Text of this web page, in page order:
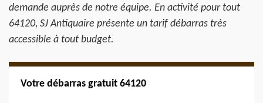
demande auprès de notre équipe. En activité pour tout
64120, SJ Antiquaire présente un tarif débarras très
accessible à tout budget.
Votre débarras gratuit 64120